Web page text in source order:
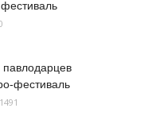
фестиваль
1491